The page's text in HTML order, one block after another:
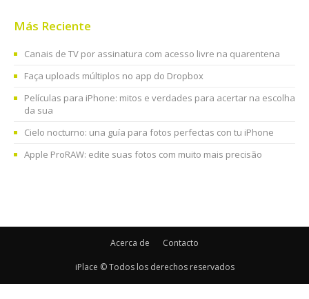
Más Reciente
Canais de TV por assinatura com acesso livre na quarentena
Faça uploads múltiplos no app do Dropbox
Películas para iPhone: mitos e verdades para acertar na escolha
da sua
Cielo nocturno: una guía para fotos perfectas con tu iPhone
Apple ProRAW: edite suas fotos com muito mais precisão
Acerca de Contacto
iPlace © Todos los derechos reservados